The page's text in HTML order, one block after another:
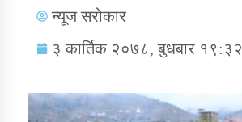
न्यूज सरोकार
३ कार्तिक २०७८, बुधबार १९:३२